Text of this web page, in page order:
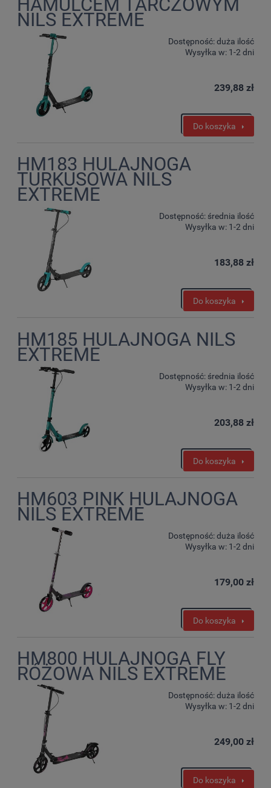
NILS EXTREME
Dostępność:duża ilość
Wysyłka w: 1-2 dni
239,88 zł
Do koszyka
HM183 HULAJNOGA
TURKUSOWA NILS
EXTREME
Dostępność: średnia ilość
Wysyłka w: 1-2 dni
183,88 zł
Do koszyka
HM185 HULAJNOGA NILS
EXTREME
Dostępność: średnia ilość
Wysyłka w: 1-2 dni
203,88 zł
Do koszyka
HM603 PINK HULAJNOGA
NILS EXTREME
Dostępność:duża ilość
Wysyłka w: 1-2 dni
179,00 zł
Do koszyka
HM800 HULAJNOGA FLY
RÓŻOWA NILS EXTREME
Dostępność:duża ilość
Wysyłka w: 1-2 dni
249,00 zł
Do koszyka